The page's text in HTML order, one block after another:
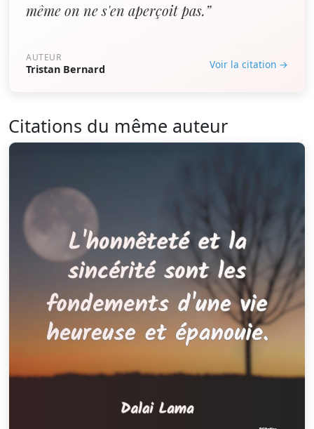
même on ne s'en aperçoit pas.”
AUTEUR
Tristan Bernard Voir la citation →
Citations du même auteur